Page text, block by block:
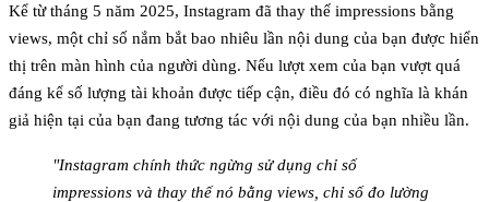
Kể từ tháng 5 năm 2025, Instagram đã thay thế impressions bằng
views, một chỉ số nắm bắt bao nhiêu lần nội dung của bạn được hiển
thị trên màn hình của người dùng. Nếu lượt xem của bạn vượt quá
đáng kể số lượng tài khoản được tiếp cận, điều đó có nghĩa là khán
giả hiện tại của bạn đang tương tác với nội dung của bạn nhiều lần.
"Instagram chính thức ngừng sử dụng chỉ số
impressions và thay thế nó bằng views, chỉ số đo lường